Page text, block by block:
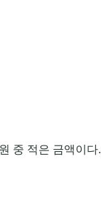
중 적은 금액이다.